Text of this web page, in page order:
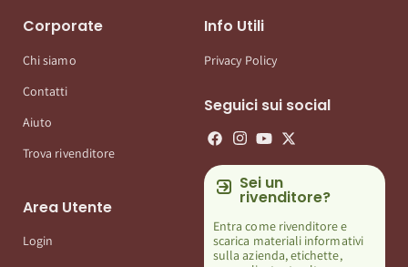
Corporate
Chi siamo
Contatti
Aiuto
Trova rivenditore
Area Utente
Login
Info Utili
Privacy Policy
Seguici sui social
Sei un
rivenditore?
Entra come rivenditore e
scarica materiali informativi
sulla azienda, etichette,